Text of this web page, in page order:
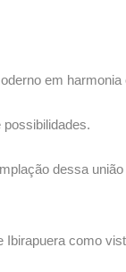
em
possibilidades.
dessa
Ibirapuera como